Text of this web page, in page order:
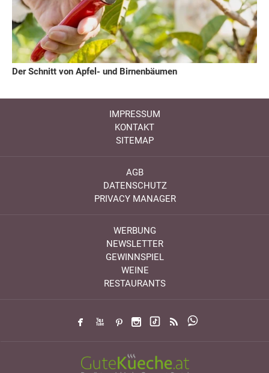
Der Schnitt von Apfel- und Birnenbäumen
IMPRESSUM
KONTAKT
SITEMAP
AGB
DATENSCHUTZ
PRIVACY MANAGER
WERBUNG
NEWSLETTER
GEWINNSPIEL
WEINE
RESTAURANTS